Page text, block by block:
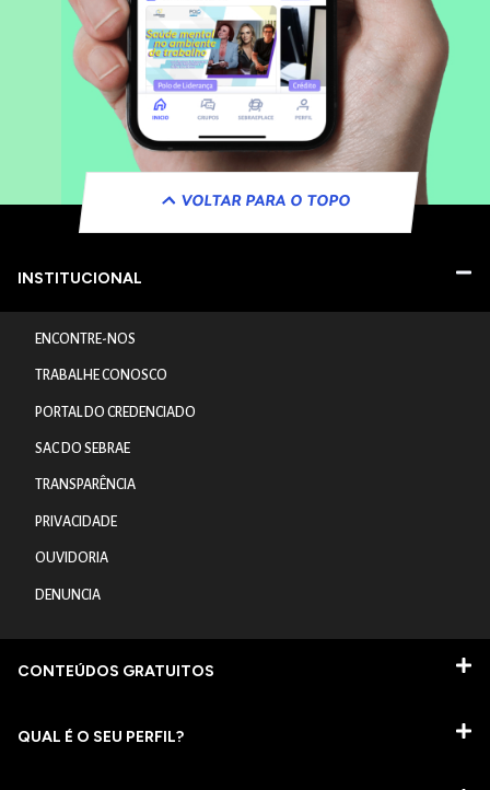
VOLTAR PARA O TOPO
INSTITUCIONAL
ENCONTRE-NOS
TRABALHE CONOSCO
PORTAL DO CREDENCIADO
SAC DO SEBRAE
TRANSPARÊNCIA
PRIVACIDADE
OUVIDORIA
DENUNCIA
CONTEÚDOS GRATUITOS
QUAL É O SEU PERFIL?